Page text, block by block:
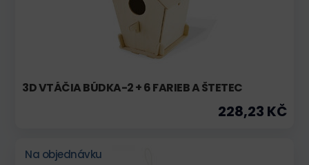
3D VTÁČIA BÚDKA-2 + 6 FARIEB A ŠTETEC
228,23 KČ
Na objednávku